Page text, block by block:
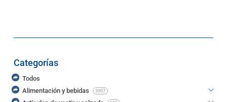
Categorías
Todos
Alimentación y bebidas
3007